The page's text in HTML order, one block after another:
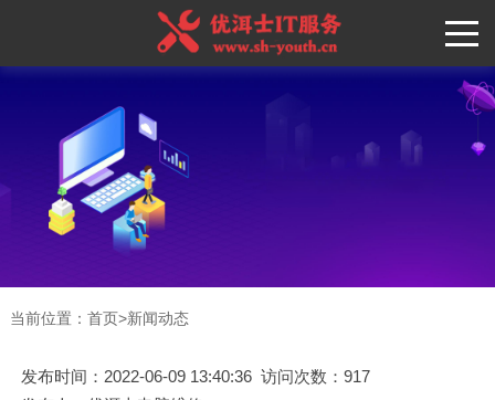
当前位置： 首页>新闻动态
发布时间：2022-06-09 13:40:36 访问次数：917